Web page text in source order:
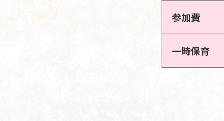
参加費
一時保育